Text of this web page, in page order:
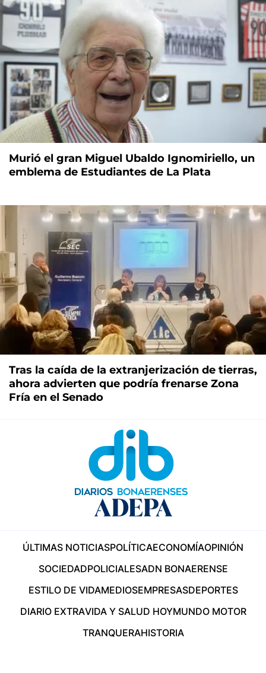
Murió el gran Miguel Ubaldo Ignomiriello, un
emblema de Estudiantes de La Plata
Tras la caída de la extranjerización de tierras,
ahora advierten que podría frenarse Zona
Fría en el Senado
ÚLTIMAS NOTICIASPOLÍTICAECONOMÍAOPINIÓN
SOCIEDADPOLICIALESADN BONAERENSE
ESTILO DE VIDAMEDIOSEMPRESASDEPORTES
DIARIO EXTRAVIDA Y SALUD HOYMUNDO MOTOR
TRANQUERAHISTORIA